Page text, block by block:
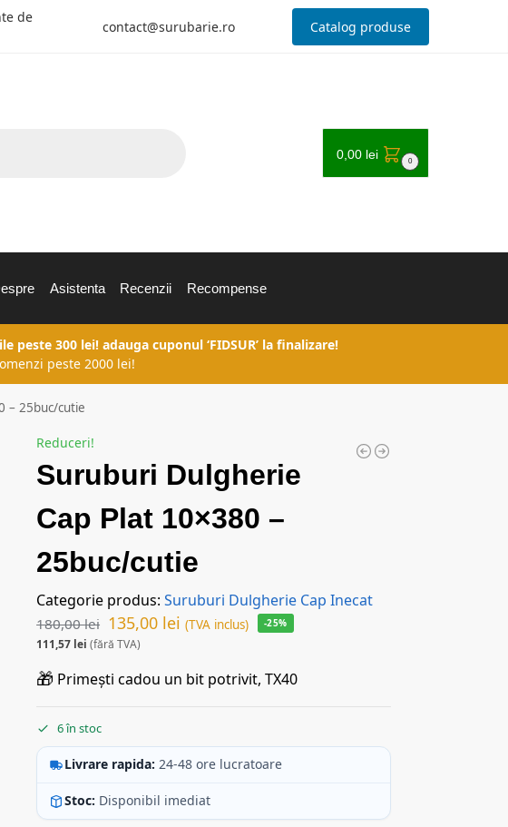
de
contact@surubarie.ro Catalog produse
0,00 lei 0
Asistenta Recenzii Recompense
300 lei! adauga cuponul ‘FIDSUR’ la finalizare!
peste 2000 lei!
– 25buc/cutie
Reduceri!
Suruburi Dulgherie
Cap Plat 10×380 –
25buc/cutie
Categorie produs:Suruburi Dulgherie Cap Inecat
180,00lei 135,00 lei (TVA inclus)
111,57 lei (fără TVA)
-25%
🎁 Primești cadou un bit potrivit, TX40
6 în stoc
Livrare rapida: 24-48 ore lucratoare
Stoc: Disponibil imediat